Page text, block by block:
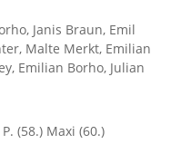
Janis Braun, Emil
Malte Merkt, Emilian
Emilian Borho, Julian
(58.) Maxi (60.)